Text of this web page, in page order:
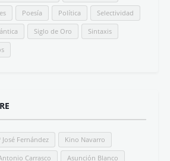
Poesía Política Selectividad
Siglo de Oro Sintaxis
José Fernández Kino Navarro
Carrasco Asunción Blanco